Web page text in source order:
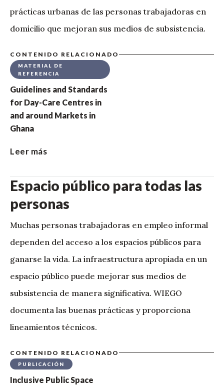
prácticas urbanas de las personas trabajadoras en
domicilio que mejoran sus medios de subsistencia.
CONTENIDO RELACIONADO
MATERIAL DE
REFERENCIA
Guidelines and Standards
for Day-Care Centres in
and around Markets in
Ghana
Leer más
Espacio público para todas las
personas
Muchas personas trabajadoras en empleo informal
dependen del acceso a los espacios públicos para
ganarse la vida. La infraestructura apropiada en un
espacio público puede mejorar sus medios de
subsistencia de manera significativa. WIEGO
documenta las buenas prácticas y proporciona
lineamientos técnicos.
CONTENIDO RELACIONADO
PUBLICACIÓN
Inclusive Public Space